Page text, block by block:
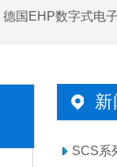
德国EHP数字式电
SCS系